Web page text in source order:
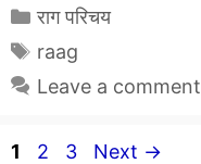
Categories
राग परिचय
Tags
raag
Leave a comment
Page
1 Page
2 Page
3 Next →